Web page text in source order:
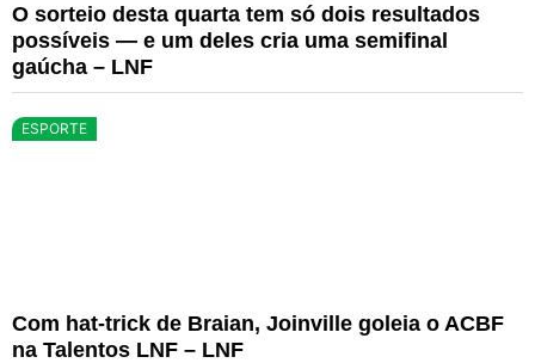
O sorteio desta quarta tem só dois resultados
possíveis — e um deles cria uma semifinal
gaúcha – LNF
ESPORTE
Com hat-trick de Braian, Joinville goleia o ACBF
na Talentos LNF – LNF